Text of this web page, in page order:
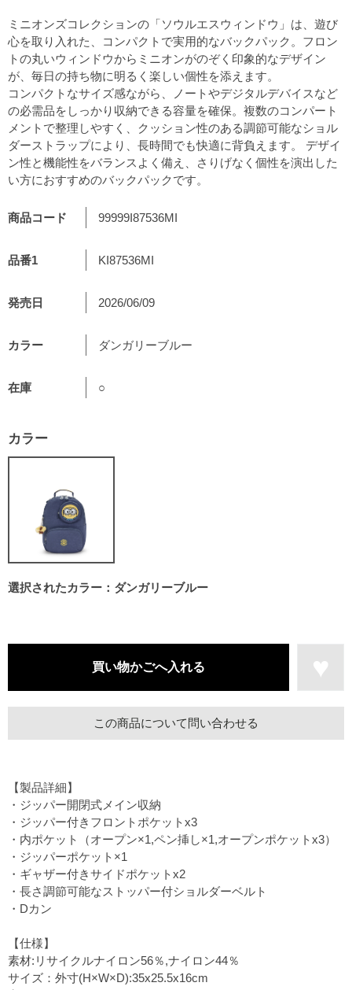
商品コード 99999I87536MI
品番1 KI87536MI
発売日 2026/06/09
カラー ダンガリーブルー
在庫 ○
カラー
選択されたカラー：ダンガリーブルー
この商品について問い合わせる
ミニオンズコレクションの「ソウルエスウィンドウ」は、遊び
心を取り入れた、コンパクトで実用的なバックパック。フロン
トの丸いウィンドウからミニオンがのぞく印象的なデザイン
が、毎日の持ち物に明るく楽しい個性を添えます。
コンパクトなサイズ感ながら、ノートやデジタルデバイスなど
の必需品をしっかり収納できる容量を確保。複数のコンパート
メントで整理しやすく、クッション性のある調節可能なショル
ダーストラップにより、長時間でも快適に背負えます。 デザイ
ン性と機能性をバランスよく備え、さりげなく個性を演出した
い方におすすめのバックパックです。
【製品詳細】
・ジッパー開閉式メイン収納
・ジッパー付きフロントポケットx3
・内ポケット（オープン×1,ペン挿し×1,オープンポケットx3）
・ジッパーポケット×1
・ギャザー付きサイドポケットx2
・長さ調節可能なストッパー付ショルダーベルト
・Dカン
【仕様】
素材:リサイクルナイロン56％,ナイロン44％
サイズ：外寸(H×W×D):35x25.5x16cm